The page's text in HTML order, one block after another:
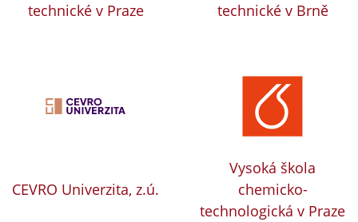
technické v Praze
technické v Brně
CEVRO Univerzita, z.ú.
Vysoká škola
chemicko-
technologická v Praze